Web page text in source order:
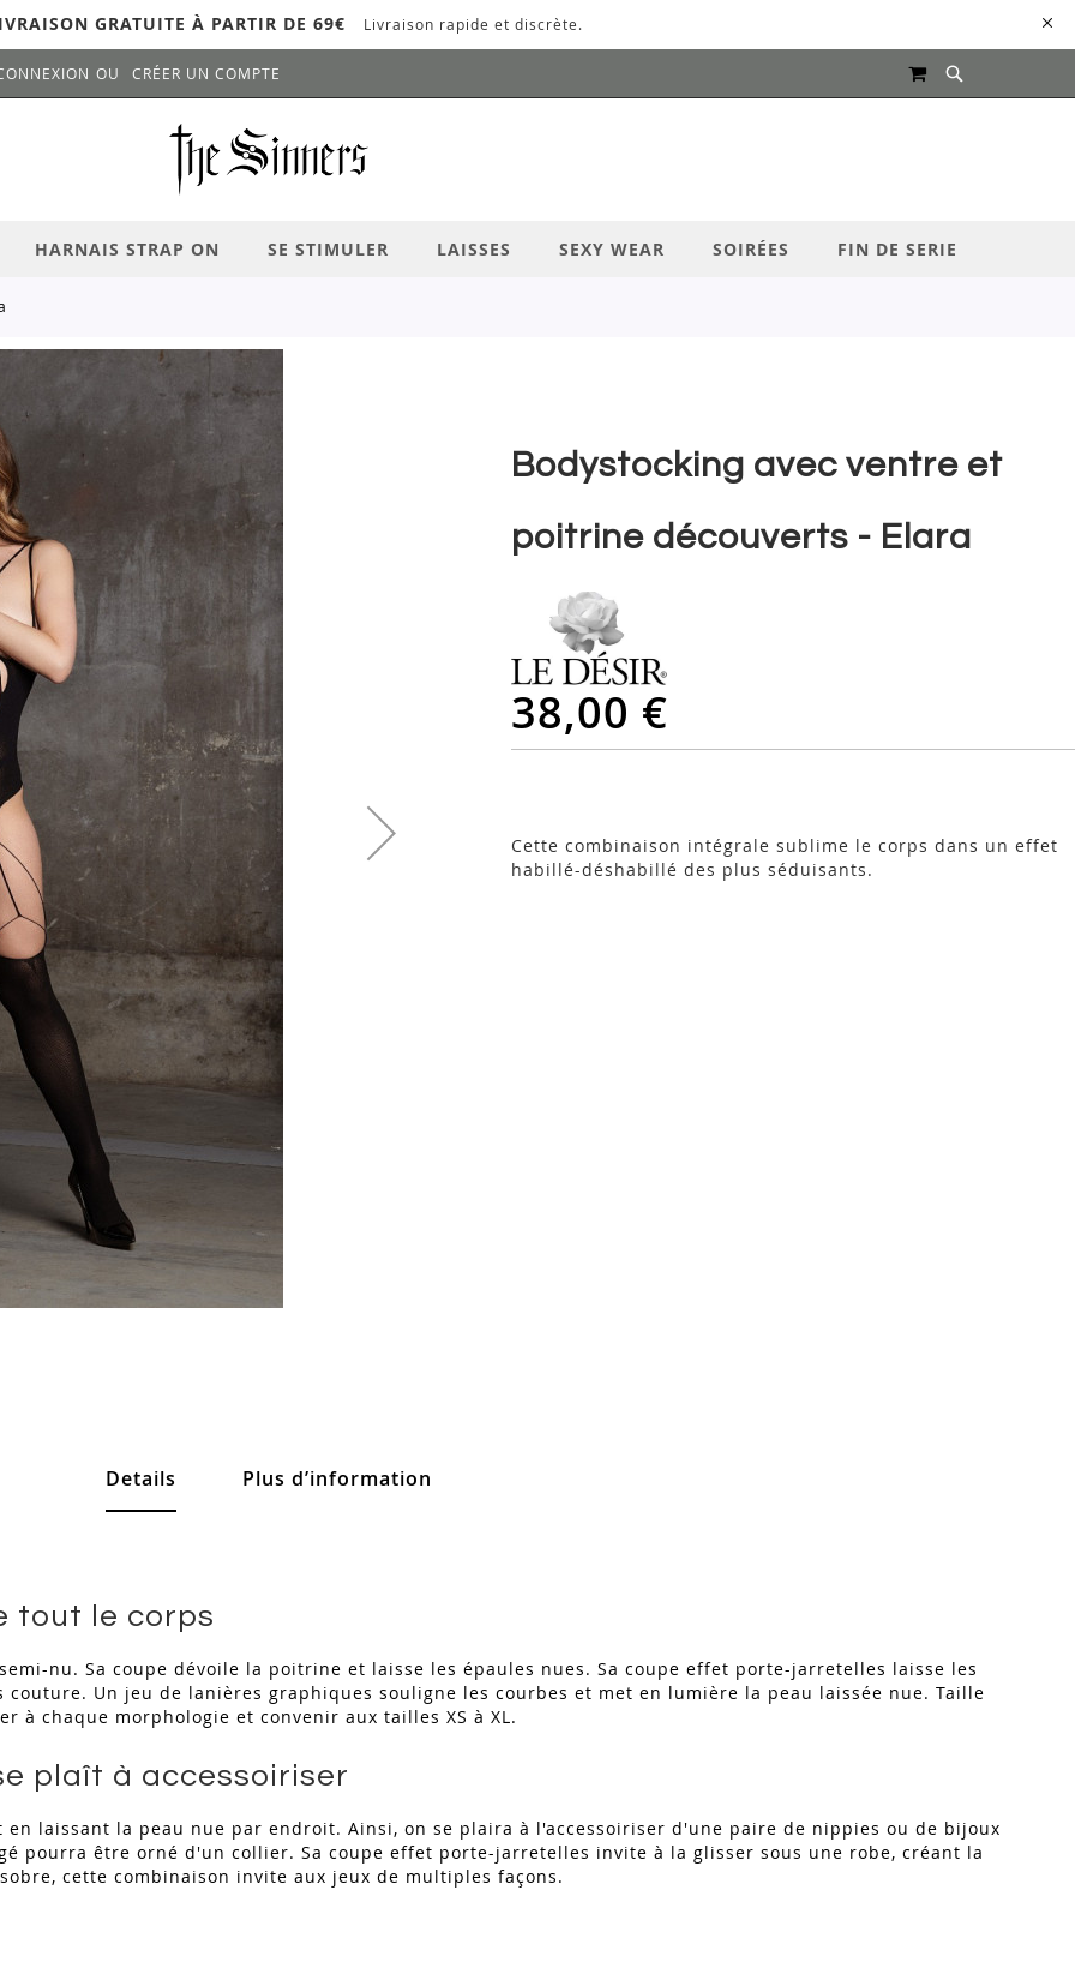
GRATUITE À PARTIR DE 69€ Livraison rapide et discrète.
CRÉER UN COMPTE
LA RECHERCHE # APPUYEZ SUR LA TOUCHE "ENTRER" POUR LANCER LA RECHERCHE
MON PANIER
HARNAIS STRAP ON SE STIMULER LAISSES SEXY WEAR SOIRÉES FIN DE SERIE
Bodystocking avec ventre et
poitrine découverts - Elara
38,00 €
Cette combinaison intégrale sublime le corps dans un effet
habillé-déshabillé des plus séduisants.
Details
tout le corps
nu. Sa coupe dévoile la poitrine et laisse les épaules nues. Sa coupe effet porte-jarretelles laisse les
Un jeu de lanières graphiques souligne les courbes et met en lumière la peau laissée nue. Taille
à chaque morphologie et convenir aux tailles XS à XL.
plaît à accessoiriser
laissant la peau nue par endroit. Ainsi, on se plaira à l'accessoiriser d'une paire de nippies ou de bijoux
pourra être orné d'un collier. Sa coupe effet porte-jarretelles invite à la glisser sous une robe, créant la
cette combinaison invite aux jeux de multiples façons.
Plus d’information